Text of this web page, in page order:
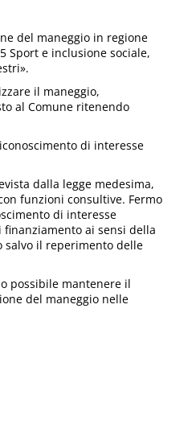
del maneggio in regione
Sport e inclusione sociale,
il maneggio,
al Comune ritenendo
di interesse
dalla legge medesima,
funzioni consultive. Fermo
di interesse
ai sensi della
salvo il reperimento delle
possibile mantenere il
del maneggio nelle